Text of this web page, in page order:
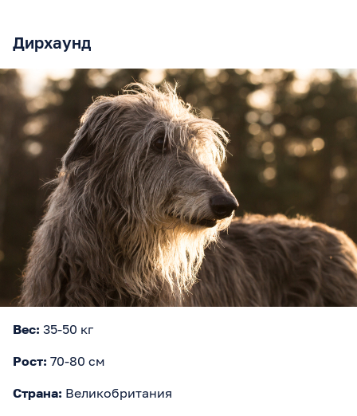
Дирхаунд
Вес: 35-50 кг
Рост: 70-80 см
Страна: Великобритания